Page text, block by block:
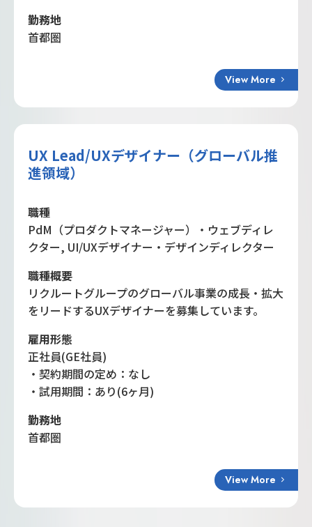
勤務地
首都圏
View More
UX Lead/UXデザイナー（グローバル推
進領域）
職種
PdM（プロダクトマネージャー）・ウェブディレ
クター, UI/UXデザイナー・デザインディレクター
職種概要
リクルートグループのグローバル事業の成長・拡大
をリードするUXデザイナーを募集しています。
雇用形態
正社員(GE社員)
・契約期間の定め：なし
・試用期間：あり(6ヶ月)
勤務地
首都圏
View More